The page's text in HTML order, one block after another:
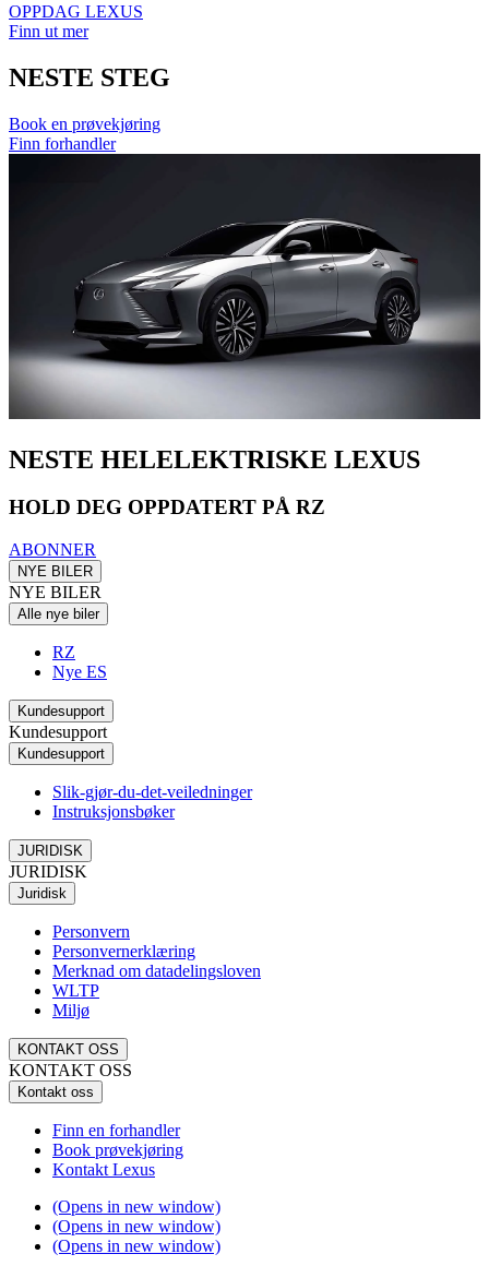
OPPDAG LEXUS
Finn ut mer
NESTE STEG
Book en prøvekjøring
Finn forhandler
NESTE HELELEKTRISKE LEXUS
HOLD DEG OPPDATERT PÅ RZ
ABONNER
NYE BILER
NYE BILER
Alle nye biler
RZ
Nye ES
Kundesupport
Kundesupport
Kundesupport
Slik-gjør-du-det-veiledninger
Instruksjonsbøker
JURIDISK
JURIDISK
Juridisk
Personvern
Personvernerklæring
Merknad om datadelingsloven
WLTP
Miljø
KONTAKT OSS
KONTAKT OSS
Kontakt oss
Finn en forhandler
Book prøvekjøring
Kontakt Lexus
(Opens in new window)
(Opens in new window)
(Opens in new window)